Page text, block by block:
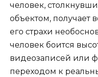
человек,
объектом, получает
его страхи
человек боится
видеозаписей или
переходом к